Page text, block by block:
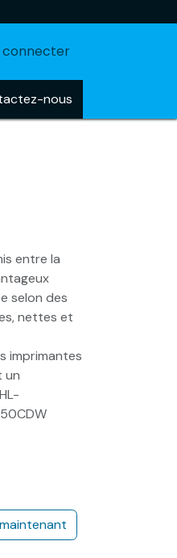
connecter
nous
entre la
selon des
nettes et
imprimantes
un